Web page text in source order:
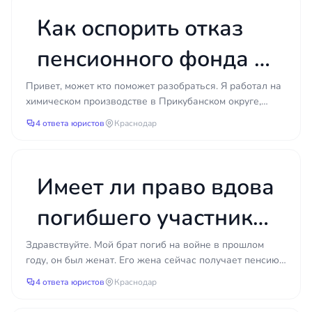
регионе Чеченская Республика наиболее
распространены такие ситуации:
фонда при наличии неучтённых периодов;
работодателя или его ликвидация;
непредставление справок,
подтверждающих льготный характер
работы;
спорная квалификация периодов учёбы,
ухода за детьми, службы;
недостаток индивидуальных пенсионных
коэффициентов.
п.4 ст. 30?
Как оспорить отказ
пенсионного фонда в
досрочной пенсии по
Списку № 2 при
производстве?
Привет, может кто поможет разобраться. Я работал на
химическом производстве в Прикубанском округе,
Краснодар, примерно 15 лет, с конца 90-х примерно....
4 ответа юристов Краснодар
Имеет ли право вдова
погибшего участника
СВО на
одновременное
Здравствуйте. Мой брат погиб на войне в прошлом
году, он был женат. Его жена сейчас получает пенсию
по потере кормильца, это около 20 тысяч в месяц. Н...
4 ответа юристов Краснодар